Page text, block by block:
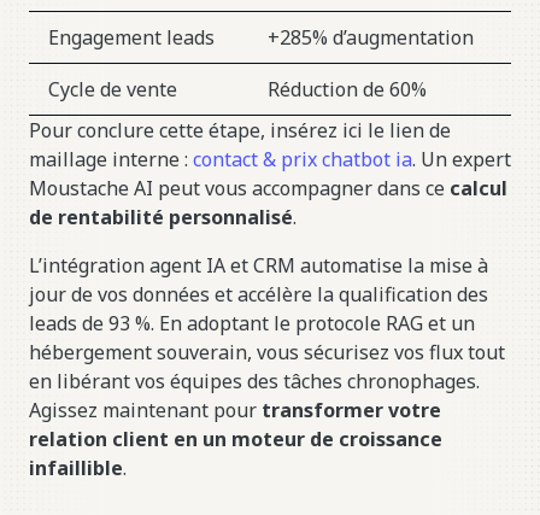
Engagement leads
+285% d’augmentation
Cycle de vente
Réduction de 60%
Pour conclure cette étape, insérez ici le lien de
maillage interne : contact & prix chatbot ia. Un expert
Moustache AI peut vous accompagner dans ce calcul
de rentabilité personnalisé.
L’intégration agent IA et CRM automatise la mise à
jour de vos données et accélère la qualification des
leads de 93 %. En adoptant le protocole RAG et un
hébergement souverain, vous sécurisez vos flux tout
en libérant vos équipes des tâches chronophages.
Agissez maintenant pour transformer votre
relation client en un moteur de croissance
infaillible.